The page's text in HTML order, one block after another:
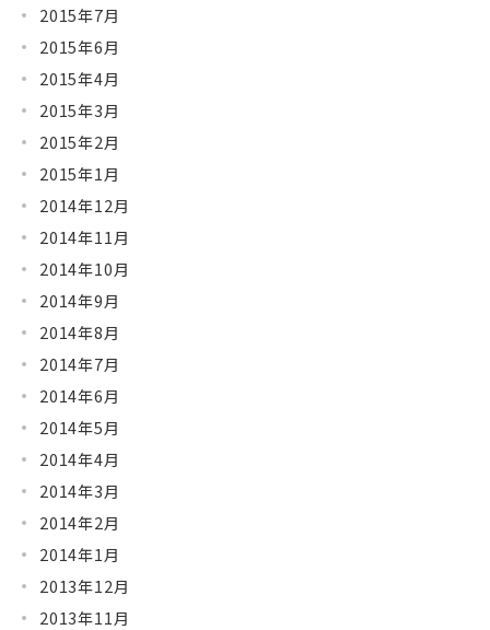
2015年7月
2015年6月
2015年4月
2015年3月
2015年2月
2015年1月
2014年12月
2014年11月
2014年10月
2014年9月
2014年8月
2014年7月
2014年6月
2014年5月
2014年4月
2014年3月
2014年2月
2014年1月
2013年12月
2013年11月